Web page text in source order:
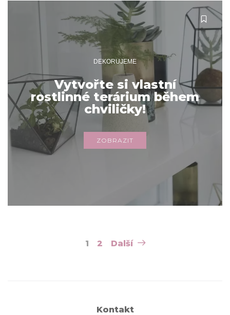
DEKORUJEME
Vytvořte si vlastní
rostlinné terárium během
chviličky!
ZOBRAZIT
1 2 Další
Kontakt